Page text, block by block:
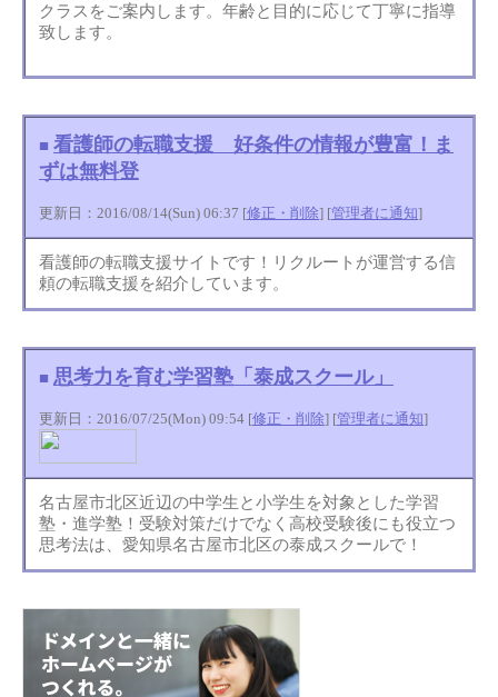
クラスをご案内します。年齢と目的に応じて丁寧に指導
致します。
■ 看護師の転職支援 好条件の情報が豊富！ま
ずは無料登
更新日：2016/08/14(Sun) 06:37 [修正・削除] [管理者に通知]
看護師の転職支援サイトです！リクルートが運営する信
頼の転職支援を紹介しています。
■ 思考力を育む学習塾「泰成スクール」
更新日：2016/07/25(Mon) 09:54 [修正・削除] [管理者に通知]
名古屋市北区近辺の中学生と小学生を対象とした学習
塾・進学塾！受験対策だけでなく高校受験後にも役立つ
思考法は、愛知県名古屋市北区の泰成スクールで！